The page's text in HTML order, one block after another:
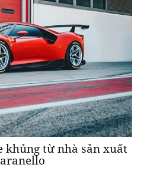
khủng từ ​​nhà sản xuất